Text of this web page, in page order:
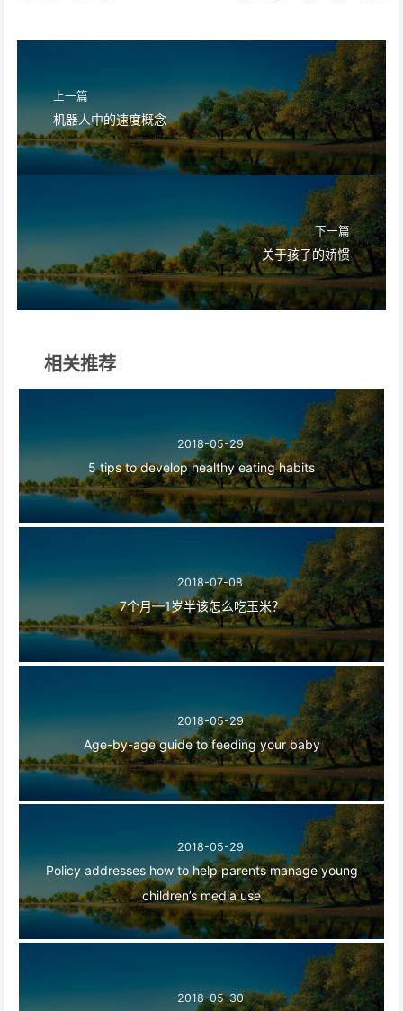
上一篇
机器人中的速度概念
下一篇
关于孩子的娇惯
相关推荐
2018-05-29
5 tips to develop healthy eating habits
2018-07-08
7个月—1岁半该怎么吃玉米？
2018-05-29
Age-by-age guide to feeding your baby
2018-05-29
Policy addresses how to help parents manage young
children’s media use
2018-05-30